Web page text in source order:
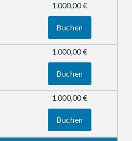
1.000,00 €
Buchen
1.000,00 €
Buchen
1.000,00 €
Buchen